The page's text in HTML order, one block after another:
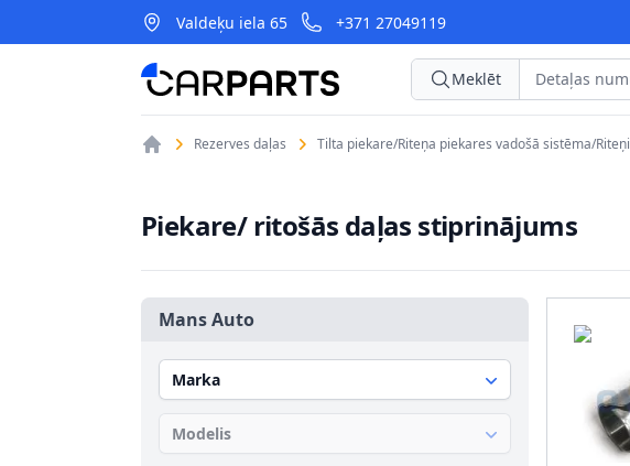
Valdeķu iela 65 +371 27049119
CarParts Meklēt
Rezerves daļas Tilta piekare/Riteņa piekares vadošā sistēma/Riteņi
Piekare/ ritošās daļas stiprinājums
Mans Auto
Marka
Modelis